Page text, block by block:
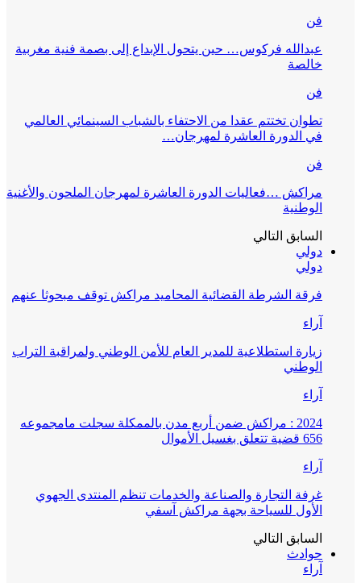
فن
عبدالله فركوس… حين يتحول الإبداع إلى بصمة فنية مغربية
خالصة
فن
تطوان تختتم عقدا من الاحتفاء بالشباب السينمائي العالمي
في الدورة العاشرة لمهرجان…
فن
مراكش …فعاليات الدورة العاشرة لمهرجان الملحون والأغنية
الوطنية
السابق التالي
دولي
دولي
فرقة الشرطة القضائية المحاميد مراكش توقف مبحوثا عنهم
آراء
زيارة استطلاعية للمدير العام للأمن الوطني ولمراقبة التراب
الوطني
آراء
2024 : مراكش ضمن أربع مدن بالممكلة سجلت مامجموعه
656 قضية تتعلق بغسيل الأموال
آراء
غرفة التجارة والصناعة والخدمات تنظم المنتدى الجهوي
الأول للسياحة بجهة مراكش آسفي
السابق التالي
حوادث
آراء